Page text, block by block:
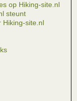
op Hiking-site.nl
steunt
Hiking-site.nl